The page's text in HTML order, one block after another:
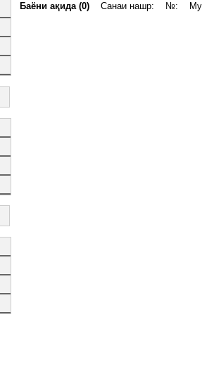
Баёни ақида (0) Санаи нашр: №: